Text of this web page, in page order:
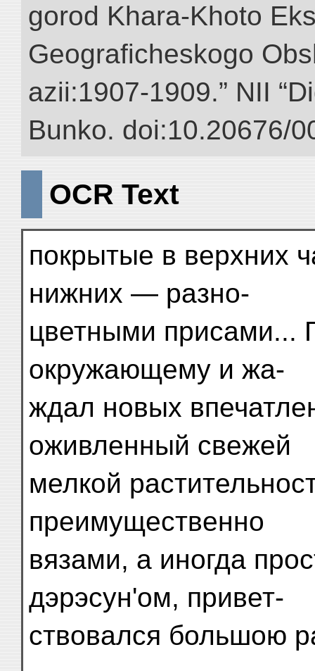
gorod Khara-Khoto
Geograficheskogo
azii:1907-1909.” NII
Bunko. doi:10.20676/
OCR Text
покрытые в верхних
нижних — разно-
цветными присами...
окружающему и жа-
ждал новых
оживленный свежей
мелкой
преимущественно
вязами, а иногда
дэрэсун'ом, привет-
ствовался большою